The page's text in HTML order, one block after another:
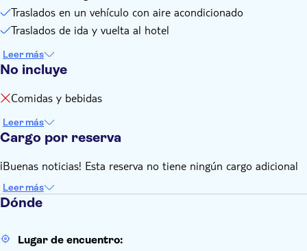
recogida no se retrasen.
Bebé (0-2 años): gratis
Tarifas adicionales a pagar en el sitio.
Para clientes en hoteles SHARJAH, JEBEL ALI o AJMAN hay
un suplemento de 25$ pp por recogida
Traslados en un vehículo con aire acondicionado
Traslados de ida y vuelta al hotel
Leer más
No incluye
Comidas y bebidas
Leer más
Cargo por reserva
¡Buenas noticias! Esta reserva no tiene ningún cargo adicional
Leer más
Dónde
Lugar de encuentro: